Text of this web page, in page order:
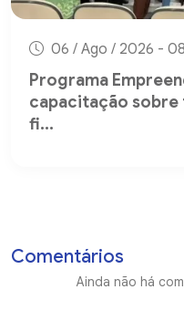
06 / Ago / 2026 -
Programa
capacitação
fi...
Comentários
Ainda não há